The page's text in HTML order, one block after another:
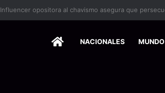
Industria plástica se suma a la economía circular
HOMENACIONALES MUNDO